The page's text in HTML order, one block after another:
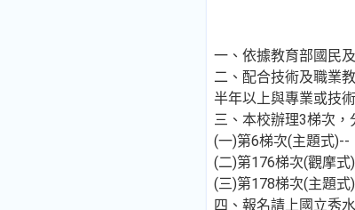
一、依據教育部國民
二、配合技術及職業
半年以上與專業或技
三、本校辦理3梯次，
(一)第6梯次(主題式)--
(二)第176梯次(觀摩
(三)第178梯次(主題
四、報名請上國立秀